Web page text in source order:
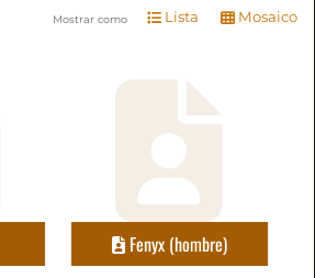
Mostrar como Lista Mosaico
Fenyx (hombre)